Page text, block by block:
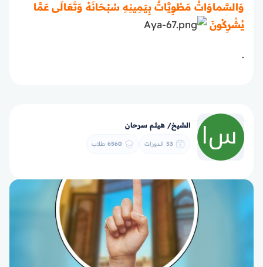
وَالسَّماوَاتُ مَطْوِيَّاتٌ بِيَمِينِهِ سُبْحَانَهُ وَتَعَالَى عَمَّا
يُشْرِكُونَ
الشيخ/ هيثم سرحان
53 الدورات 6560 طلاب